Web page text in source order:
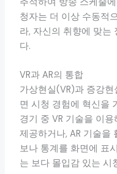
청자는 더 이상 수동적
라, 자신의 취향에 맞는
다.
VR과 AR의 통합
가상현실(VR)과 증강
면 시청 경험에 혁신을
경기 중 VR 기술을 이
제공하거나, AR 기술을
보나 통계를 화면에 표
는 보다 몰입감 있는 시